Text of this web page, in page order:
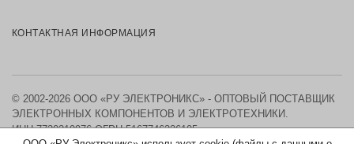
КОНТАКТНАЯ ИНФОРМАЦИЯ
© 2002-2026 ООО «РУ ЭЛЕКТРОНИКС» - ОПТОВЫЙ ПОСТАВЩИК
ЭЛЕКТРОННЫХ КОМПОНЕНТОВ И ЭЛЕКТРОТЕХНИКИ.
ИНН 7730219976 ОГРН 5167746326105